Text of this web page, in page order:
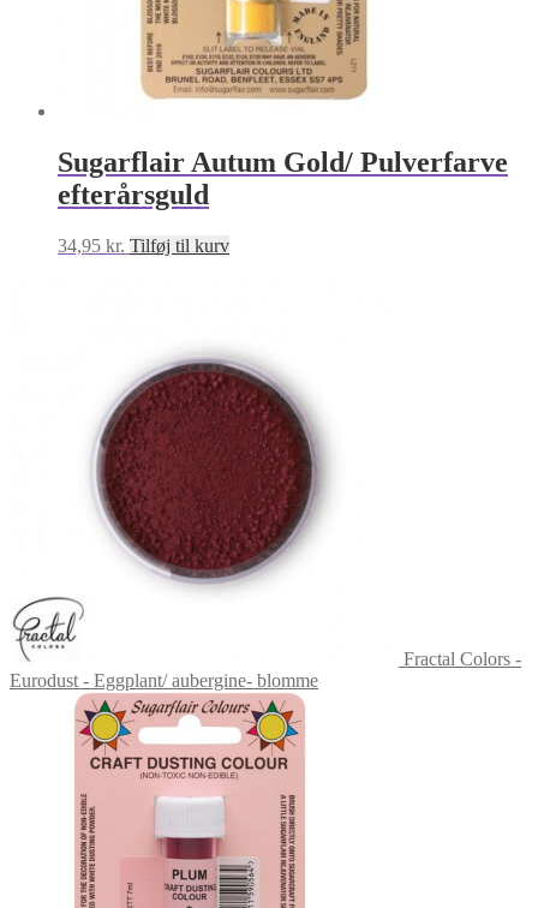
Sugarflair Autum Gold/ Pulverfarve
efterårsguld
34,95 kr. Tilføj til kurv
Fractal Colors -
Eurodust - Eggplant/ aubergine- blomme